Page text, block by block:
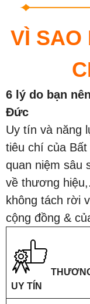
VÌ SAO
6 lý do bạn
Đức
Uy tín và năng
tiêu chí của
quan niệm sâu
về thương
không tách rời
cộng đồng &
UY TÍN